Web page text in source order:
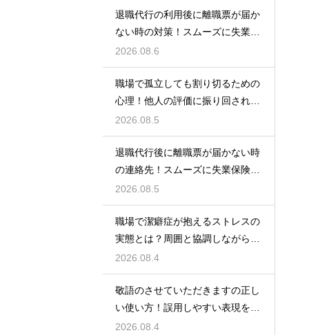
退職代行の利用後に離職票が届か
ない時の対策！スムーズに失業保
険をもらう
2026.08.6
職場で孤立しても割り切るための
心理！他人の評価に振り回されな
いための術
2026.08.5
退職代行後に離職票が届かない時
の連絡先！スムーズに失業保険を
もらう術
2026.08.5
職場で潔癖症が抱えるストレスの
実態とは？周囲と協調しながら快
適に働く術
2026.08.4
敬語のさせていただきますの正し
い使い方！誤用しやすい表現を理
解する術
2026.08.4